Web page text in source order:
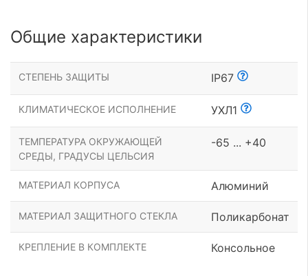
Общие характеристики
СТЕПЕНЬ ЗАЩИТЫ IP67
КЛИМАТИЧЕСКОЕ ИСПОЛНЕНИЕ УХЛ1
ТЕМПЕРАТУРА ОКРУЖАЮЩЕЙ
СРЕДЫ, ГРАДУСЫ ЦЕЛЬСИЯ
-65 ... +40
МАТЕРИАЛ КОРПУСА Алюминий
МАТЕРИАЛ ЗАЩИТНОГО СТЕКЛА Поликарбонат
КРЕПЛЕНИЕ В КОМПЛЕКТЕ Консольное